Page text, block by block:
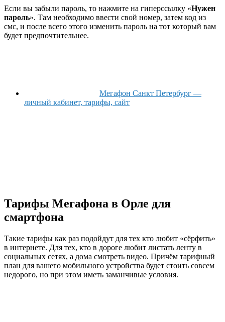
Если вы забыли пароль, то нажмите на гиперссылку «Нужен
пароль». Там необходимо ввести свой номер, затем код из
смс, и после всего этого изменить пароль на тот который вам
будет предпочтительнее.
Мегафон Санкт Петербург —
личный кабинет, тарифы, сайт
Тарифы Мегафона в Орле для
смартфона
Такие тарифы как раз подойдут для тех кто любит «сёрфить»
в интернете. Для тех, кто в дороге любит листать ленту в
социальных сетях, а дома смотреть видео. Причём тарифный
план для вашего мобильного устройства будет стоить совсем
недорого, но при этом иметь заманчивые условия.